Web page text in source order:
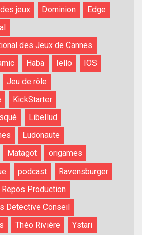
jeux
Dominion
Edge
des Jeux de Cannes
Haba Iello
IOS
Jeu de rôle
KickStarter
Libellud
Ludonaute
Matagot
origames
podcast
Ravensburger
Repos Production
Detective Conseil
Théo Rivière
Ystari